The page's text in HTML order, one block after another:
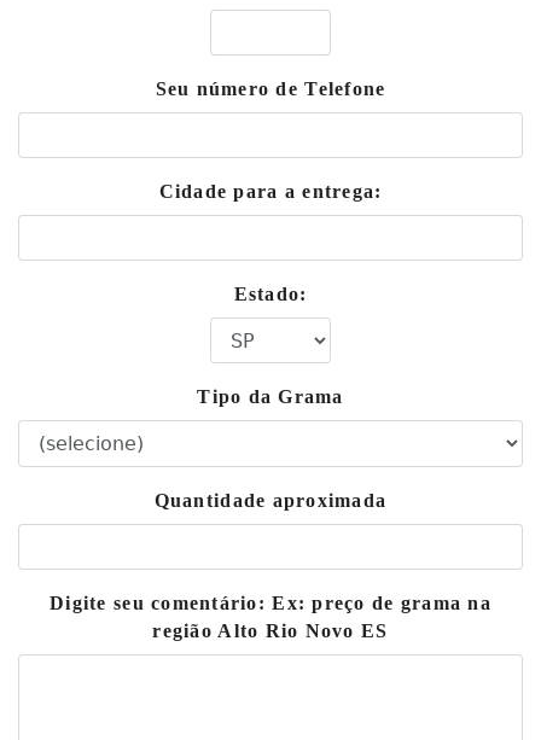
Seu número de Telefone
Cidade para a entrega:
Estado:
Tipo da Grama
Quantidade aproximada
Digite seu comentário: Ex: preço de grama na
região Alto Rio Novo ES